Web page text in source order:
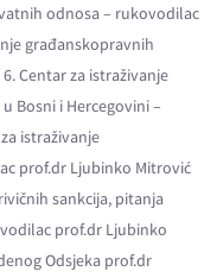
odnosa – rukovodilac
građanskopravnih
Centar za istraživanje
Bosni i Hercegovini –
istraživanje
prof.dr Ljubinko Mitrović
sankcija, pitanja
prof.dr Ljubinko
Odsjeka prof.dr